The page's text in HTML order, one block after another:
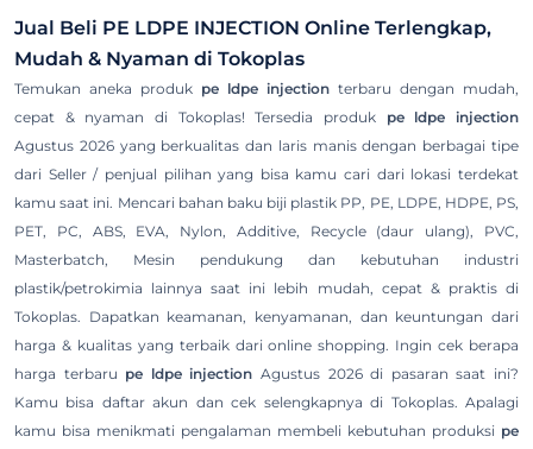
Jual Beli PE LDPE INJECTION Online Terlengkap,
Mudah & Nyaman di Tokoplas
Temukan aneka produk pe ldpe injection terbaru dengan mudah,
cepat & nyaman di Tokoplas! Tersedia produk pe ldpe injection
Agustus 2026 yang berkualitas dan laris manis dengan berbagai tipe
dari Seller / penjual pilihan yang bisa kamu cari dari lokasi terdekat
kamu saat ini. Mencari bahan baku biji plastik PP, PE, LDPE, HDPE, PS,
PET, PC, ABS, EVA, Nylon, Additive, Recycle (daur ulang), PVC,
Masterbatch, Mesin pendukung dan kebutuhan industri
plastik/petrokimia lainnya saat ini lebih mudah, cepat & praktis di
Tokoplas. Dapatkan keamanan, kenyamanan, dan keuntungan dari
harga & kualitas yang terbaik dari online shopping. Ingin cek berapa
harga terbaru pe ldpe injection Agustus 2026 di pasaran saat ini?
Kamu bisa daftar akun dan cek selengkapnya di Tokoplas. Apalagi
kamu bisa menikmati pengalaman membeli kebutuhan produksi pe